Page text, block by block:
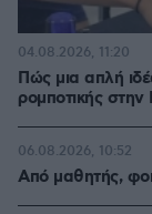
Πώς μια απλή
ρομποτικής
04.08.2026, 11:20
Από μαθητής,
06.08.2026, 10:52